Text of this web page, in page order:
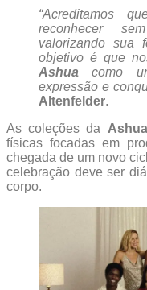
“Acreditamos
reconhecer
valorizando sua
objetivo é que
Ashua como
expressão e
Altenfelder.
As coleções da Ashua
físicas focadas em
chegada de um novo
celebração deve ser
corpo.